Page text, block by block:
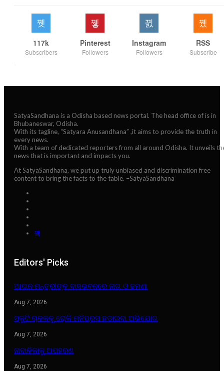
117k
Subscribers
Pinterest
Followers
Instagram
Followers
RSS
Subscribe
SatyaSandhana is a Odisha based news portal. The head office of is in
Bhubaneswar, Odisha.
With its tagline, “Satyara Anusandhana” ,it aims to provide the truth in
every news.
With a team of dedicated reporters from all around Odisha. It unveils
news that is important and impacts you.
At SatyaSandhana, we put up truly unbiased and discrimination free
content to bring the facts to the table. –SatyaSandhana
Editors' Picks
ଆଇନ ମନ୍ତ୍ରୀଙ୍କ ବାସଭବନରେ ନାଗ ଓ ଢମଣା
Aug 7, 2026
ସ୍କୁଟି ଚାଳକକୁ ରୋକି ମନିପ୍ରସ ଛଡାଇବା ଅଭିଯୋଗ
Aug 7, 2026
ନାବାଳିକାକୁ ଅପହରଣ
Aug 7, 2026